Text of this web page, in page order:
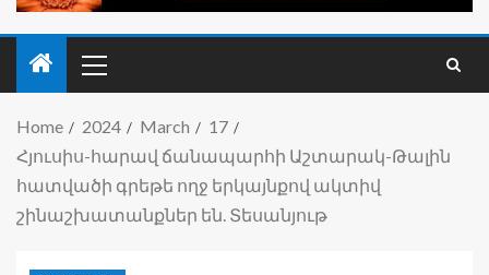
Home 2024 March
17
Հյուսիս-հարավ ճանապարհի Աշտարակ-Թալին
հատվածի գրեթե ողջ երկայնքով ակտիվ
շինաշխատանքներ են. Տեսանյութ